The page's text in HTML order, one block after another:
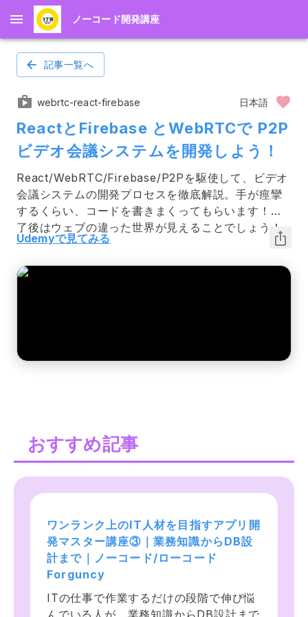
ノーコード開発講座
記事一覧へ
webrtc-react-firebase 日本語
ReactとFirebase とWebRTCで P2P
ビデオ会議システムを開発しよう！
React/WebRTC/Firebase/P2Pを駆使して、ビデオ
会議システムの開発プロセスを徹底解説。手が痙攣
するくらい、コードを書きまくってもらいます！終
了後はウェブの違った世界が見えることでしょう！
Udemyで見てみる
おすすめ記事
ワンランク上のIT人材を目指すアプリ開
発マスター講座③｜業務知識からDB設
計まで｜ノーコード/ローコード
Forguncy
ITの仕事で作業するだけの段階で伸び悩
んでいる人が、業務知識からDB設計まで
ワンランク上のIT人材を目指すアプリ開
発マスター講座①｜業務知識からDB設
計まで｜ノーコード/ローコード
Forguncy
ITの仕事で作業するだけの段階で伸び悩
んでいる人が、業務知識からDB設計まで
ワンランク上のIT人材を目指すアプリ開
発マスター講座②｜業務知識からDB設
計まで｜ノーコード/ローコード
Forguncy
ITの仕事で作業するだけの段階で伸び悩
んでいる人が、業務知識からDB設計まで